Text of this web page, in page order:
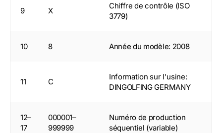
9 X
Chiffre de contrôle (ISO
3779)
10 8 Année du modèle: 2008
11 C
Information sur l'usine:
DINGOLFING GERMANY
12–
17
000001–
999999
Numéro de production
séquentiel (variable)